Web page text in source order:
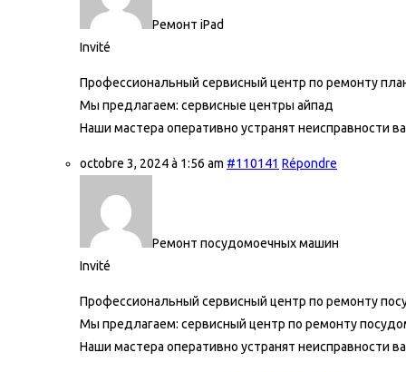
Ремонт iPad
Invité
Профессиональный сервисный центр по ремонту
Мы предлагаем: сервисные центры айпад
Наши мастера оперативно устранят неисправности
octobre 3, 2024 à 1:56 am #110141 Répondre
Ремонт посудомоечных машин
Invité
Профессиональный сервисный центр по ремонту
Мы предлагаем: сервисный центр по ремонту
Наши мастера оперативно устранят неисправности